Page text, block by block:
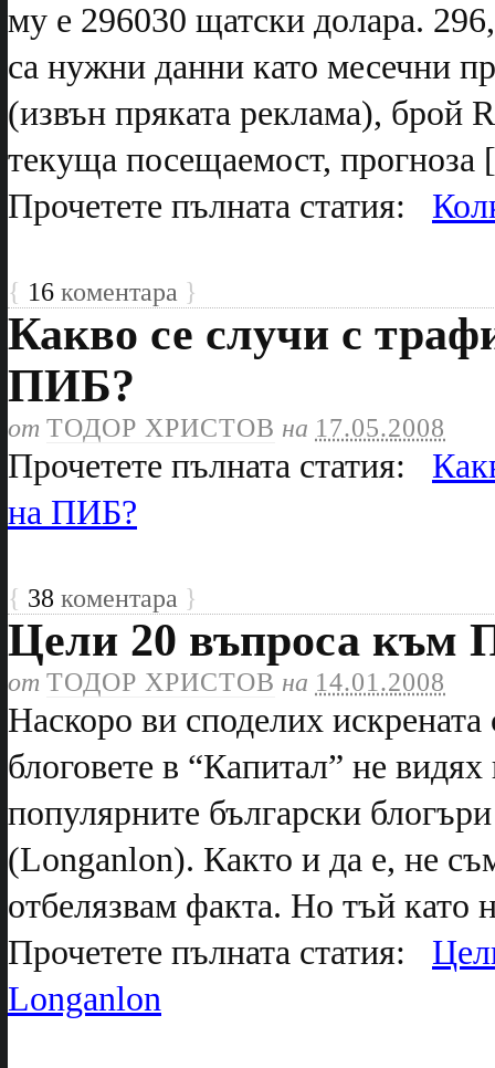
му е 296030 щатски долара.
са нужни данни като месечни
(извън пряката реклама), брой
текуща посещаемост,
Прочетете пълната статия:
{ 16 коментара }
Какво се случи с
ПИБ?
от ТОДОР ХРИСТОВ на 17.05.2008
Прочетете пълната статия:
на ПИБ?
{ 38 коментара }
Цели 20 въпроса към
от ТОДОР ХРИСТОВ на 14.01.2008
Наскоро ви споделих искрената
блоговете в “Капитал” не
популярните български
(Longanlon). Както и да е, не
отбелязвам факта. Но тъй
Прочетете пълната статия:
Longanlon